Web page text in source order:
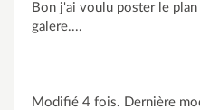
Bon j'ai voulu poster le
galere....
Modifié 4 fois. Dernière